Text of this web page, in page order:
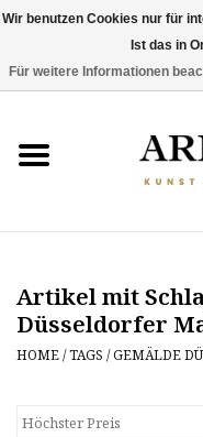
AKTUELLER KATALOG
ÜBER UNS
THEMEN
ENTDECKEN
Artikel mit
Düsseldorfer
HOME/TAGS /GEMÄLDE
Wir benutzen Cookies nur für
Ist das in
Für weitere Informationen